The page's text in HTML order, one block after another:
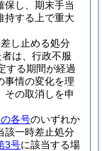
保し、期末手当
持する上で重大
し止める処分
は、行政不服
する期間が経過
事情の変化を理
その取消しを申
各号のいずれか
該一時差止処分
3号に該当する場